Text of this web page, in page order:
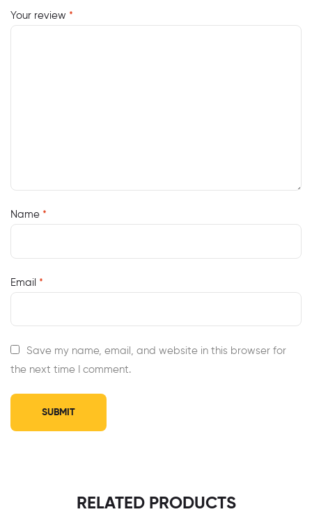
Your review *
Name *
Email *
Save my name, email, and website in this browser for
the next time I comment.
RELATED PRODUCTS